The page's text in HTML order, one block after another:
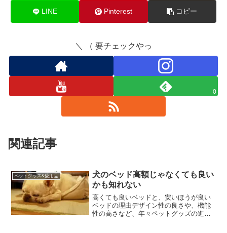
LINE Pinterest コピー
＼ （ 要チェックやっ
0
関連記事
ペットグッズ&愛用品
犬のベッド高額じゃなくても良い
かも知れない
高くても良いベッドと、安いほうが良い
ベッドの理由デザイン性の良さや、機能
性の高さなど、年々ペットグッズの進化